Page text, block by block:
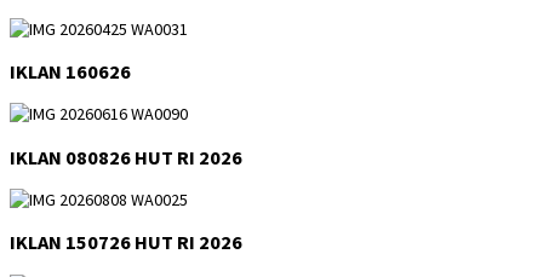
IKLAN 160626
IKLAN 080826 HUT RI 2026
IKLAN 150726 HUT RI 2026